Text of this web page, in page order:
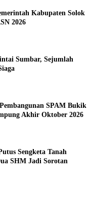
Kabupaten Solok
2026
Sumbar, Sejumlah
SPAM Bukik
Akhir Oktober 2026
Sengketa Tanah
SHM Jadi Sorotan